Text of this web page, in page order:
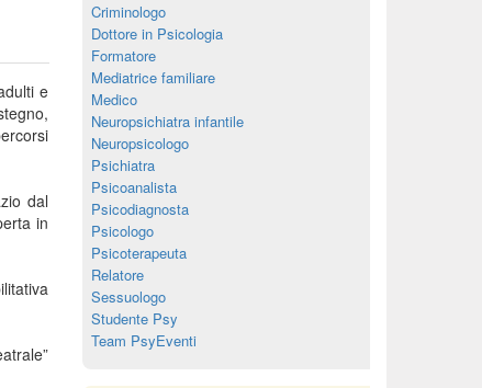
e
dal
in
Criminologo
Dottore in Psicologia
Formatore
Mediatrice familiare
Medico
Neuropsichiatra infantile
Neuropsicologo
Psichiatra
Psicoanalista
Psicodiagnosta
Psicologo
Psicoterapeuta
Relatore
Sessuologo
Studente Psy
Team PsyEventi